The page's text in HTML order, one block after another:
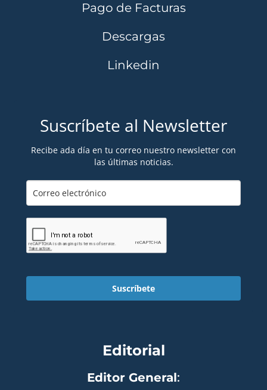
Pago de Facturas
Descargas
Linkedin
Suscríbete al Newsletter
Recibe ada día en tu correo nuestro newsletter con
las últimas noticias.
Suscríbete
Editorial
Editor General: